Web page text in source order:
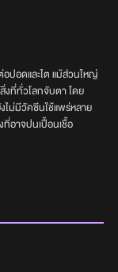
ปอดและไต แม้ส่วนใหญ่
งที่ทั่วโลกจับตา โดย
ม่มีวัคซีนใช้แพร่หลาย
อาจปนเปื้อนเชื้อ